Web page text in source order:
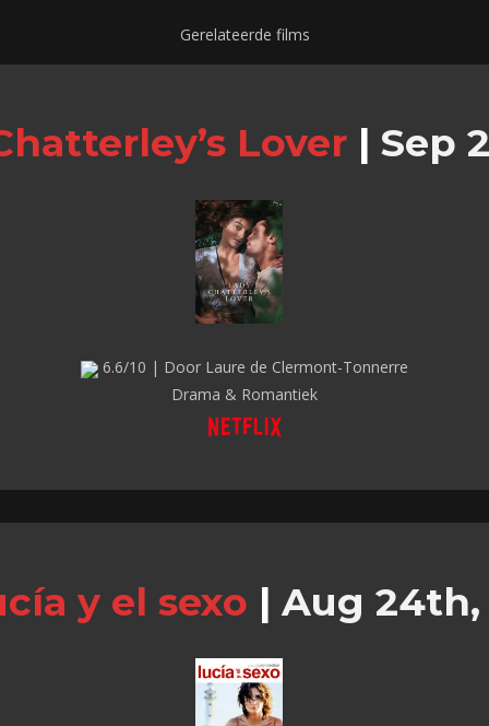
Gerelateerde films
Lover | Sep
6.6/10 | Door Laure de Clermont-Tonnerre
Drama & Romantiek
y el sexo | Aug 24th,